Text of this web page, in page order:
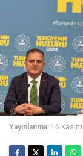
Yayınlanma: 16